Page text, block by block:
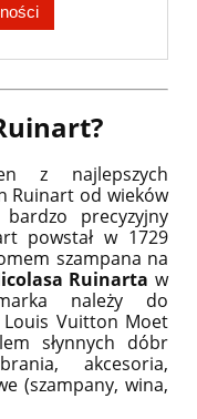
z najlepszych
Ruinart od wieków
precyzyjny
powstał w 1729
szampana na
Ruinarta w
należy do
Louis Vuitton Moet
słynnych dóbr
akcesoria,
(szampany, wina,